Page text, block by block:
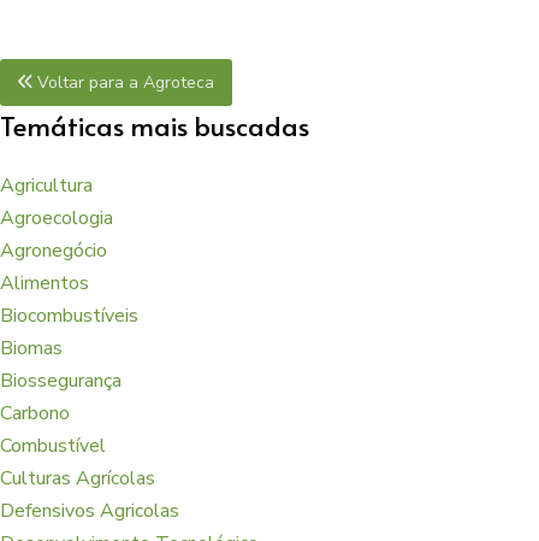
Voltar para a Agroteca
Temáticas mais buscadas
Agricultura
Agroecologia
Agronegócio
Alimentos
Biocombustíveis
Biomas
Biossegurança
Carbono
Combustível
Culturas Agrícolas
Defensivos Agricolas